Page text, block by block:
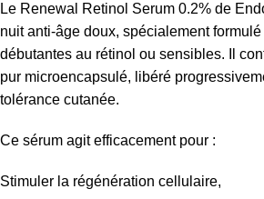
Le Renewal Retinol Serum 0.2% de
nuit anti-âge doux, spécialement
débutantes au rétinol ou sensibles. Il
pur microencapsulé, libéré
tolérance cutanée.
Ce sérum agit efficacement pour :
Stimuler la régénération cellulaire,